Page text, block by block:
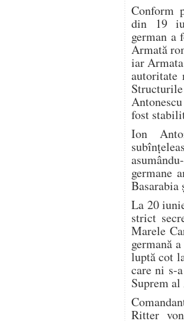
Conform
din 19
german a
Armată
iar
autoritate
fost
Ion
germane
Basarabia
La 20
strict
Marele
germană
luptă cot
care ni s-
Suprem
Ritter